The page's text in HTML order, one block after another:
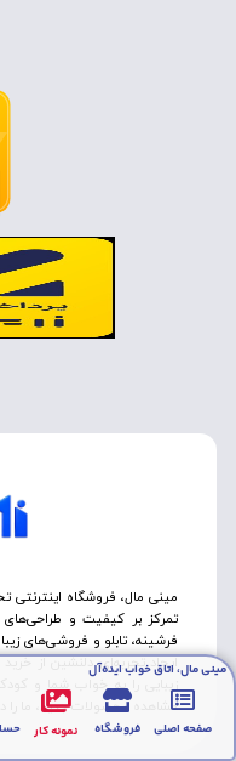
مینی مال، فروشگاه
تمرکز بر کیفیت و طراحی‌های
فرشینه، تابلو و فروشی‌های
ایجاد تجربه‌ای دلنشین از
زیبایی را به خواب شما و
مشاهده محصولات جدید، ما را
مینی مال، اتاق خواب ایده‌آل
صفحه اصلی فروشگاه نمونه کار